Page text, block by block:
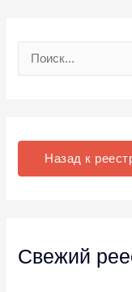
Назад к
Свежий